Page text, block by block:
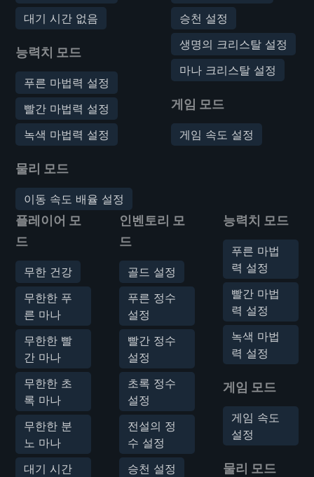
대기 시간 없음
능력치 모드
푸른 마법력 설정
빨간 마법력 설정
녹색 마법력 설정
물리 모드
이동 속도 배율 설정
승천 설정
생명의 크리스탈 설정
마나 크리스탈 설정
게임 모드
게임 속도 설정
플레이어 모
드
무한 건강
무한한 푸
른 마나
무한한 빨
간 마나
무한한 초
록 마나
무한한 분
노 마나
대기 시간
인벤토리 모
드
골드 설정
푸른 정수
설정
빨간 정수
설정
초록 정수
설정
전설의 정
수 설정
승천 설정
능력치 모드
푸른 마법
력 설정
빨간 마법
력 설정
녹색 마법
력 설정
게임 모드
게임 속도
설정
물리 모드